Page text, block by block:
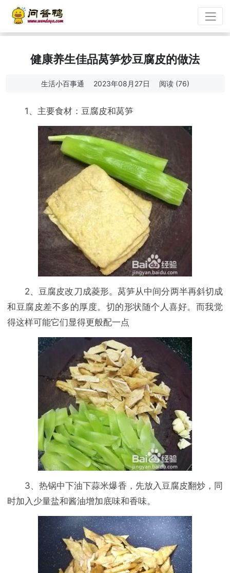
健康养生佳品莴笋炒豆腐皮的做法
生活小百事通 2023年08月27日 阅读 (76)
1、主要食材：豆腐皮和莴笋
2、豆腐皮改刀成菱形。莴笋从中间分两半再斜切成
和豆腐皮差不多的厚度。切的形状随个人喜好。而我觉
得这样可能它们显得更般配一点
3、热锅中下油下蒜米爆香，先放入豆腐皮翻炒，同
时加入少量盐和酱油增加底味和香味。